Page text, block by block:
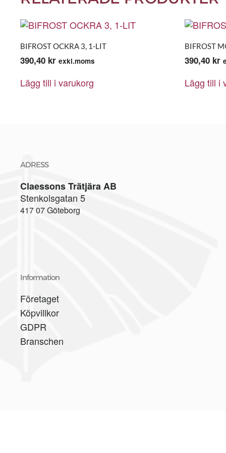
BIFROST OCKRA 3, 1-LIT
390,40 kr exkl.moms
Lägg till i varukorg
BIFROST
390,40 kr
Lägg till i
ADRESS
Claessons Trätjära AB
Stenkolsgatan 5
417 07 Göteborg
Information
Företaget
Köpvillkor
GDPR
Branschen